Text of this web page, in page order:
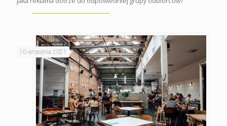
10 września 2021